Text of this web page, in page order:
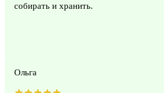
собирать и хранить.
Ольга